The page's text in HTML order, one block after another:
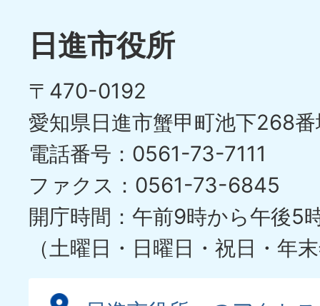
日進市役所
〒470-0192
愛知県日進市蟹甲町池下268
電話番号：0561-73-7111
ファクス：0561-73-6845
開庁時間：午前9時から午後5
（土曜日・日曜日・祝日・年